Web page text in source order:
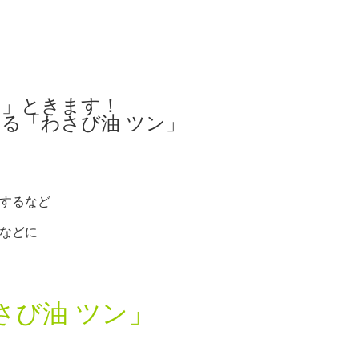
ときます！
「わさび油 ツン」
るなど
どに
油 ツン」